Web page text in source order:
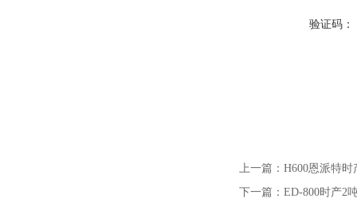
验证码：
上一篇： H600恩派特
下一篇： ED-800时产2